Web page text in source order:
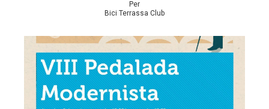
Per
Bici Terrassa Club